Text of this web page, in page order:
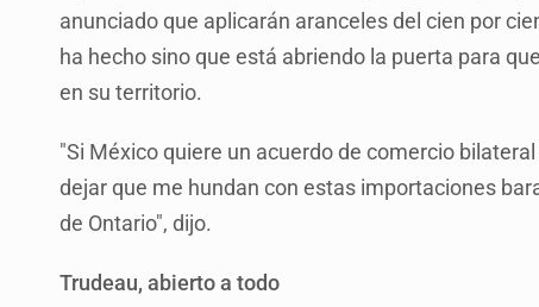
anunciado que aplicarán aranceles del cien por
ha hecho sino que está abriendo la puerta para
en su territorio.
"Si México quiere un acuerdo de comercio
dejar que me hundan con estas importaciones
de Ontario", dijo.
Trudeau, abierto a todo